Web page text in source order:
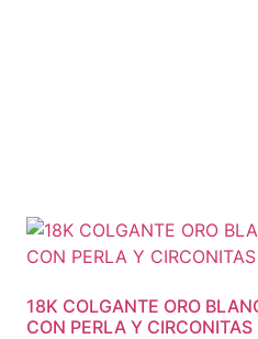
18K COLGANTE ORO
CON PERLA Y CIRCONITAS